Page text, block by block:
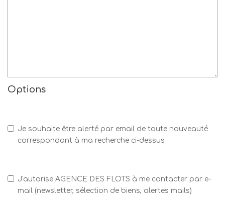
Options
Je souhaite être alerté par email de toute nouveauté
correspondant à ma recherche ci-dessus
J'autorise AGENCE DES FLOTS à me contacter par e-
mail (newsletter, sélection de biens, alertes mails)